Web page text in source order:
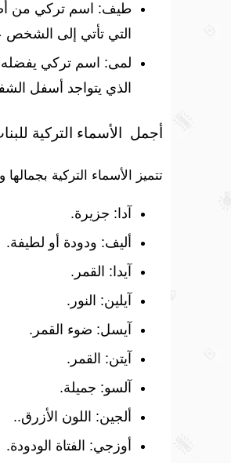
طيف: اسم تركي من أصل
التي تأتي إلى الشخص
لمى: اسم تركي يفضله
الذي يتواجد أسفل
أجمل الأسماء التركية
تتميز الأسماء التركية
آدا: جزيرة.
أليف: ودودة أو لطيفة.
آيدا: القمر.
آيلين: النور.
آيسل: ضوء القمر.
آيتن: القمر.
آلسو: جميلة.
ألجين: اللون الأزرق..
أوزجي: الفتاة الودودة.